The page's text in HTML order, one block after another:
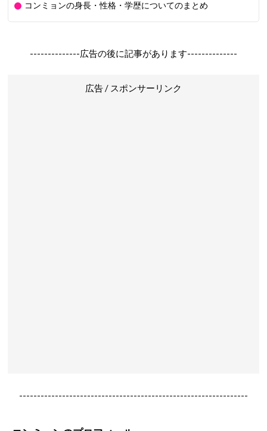
コンミョンの身長・性格・学歴についてのまとめ
--------------広告の後に記事があります--------------
広告 / スポンサーリンク
----------------------------------------------------------------